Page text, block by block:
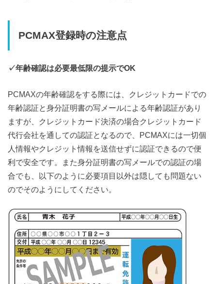
PCMAX登録時の注意点
✓年齢確認は必要最低限の提示でOK
PCMAXの年齢確認をする際には、クレジットカードでの
年齢認証と身分証明書の写メールによる年齢認証があり
ますが、クレジットカード決済の場合クレジットカード
代行会社を通しての認証となるので、PCMAXには一切個
人情報やクレジット情報を送信せずに認証できるので便
利で安全です。また身分証明書の写メールでの認証の場
合でも、以下のように必要項目以外は隠しても問題ない
のでそのようにしてください。